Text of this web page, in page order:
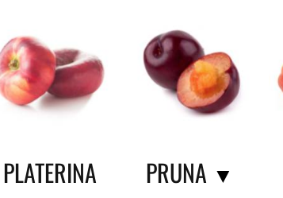
PLATERINA PRUNA ▼